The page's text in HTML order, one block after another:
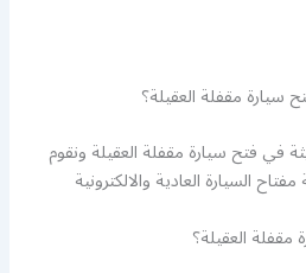
مقفلة العقيلة؟
في فتح سيارة مقفلة العقيلة ونقوم
السيارة العادية والالكترونية
العقيلة؟